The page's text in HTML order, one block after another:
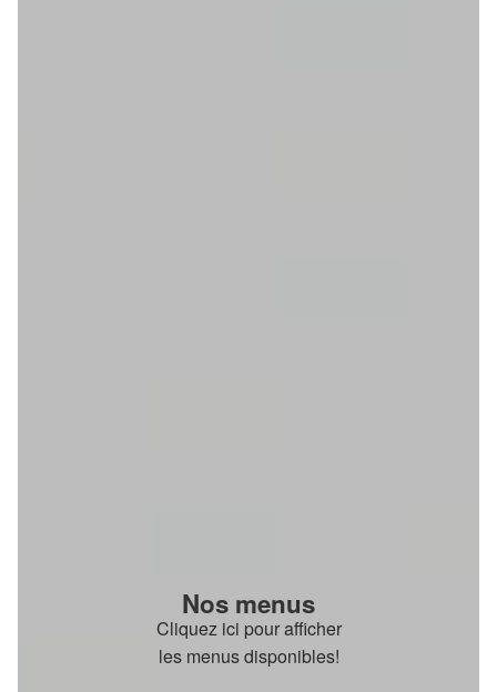
Nos menus
Cliquez ici pour afficher
les menus disponibles!